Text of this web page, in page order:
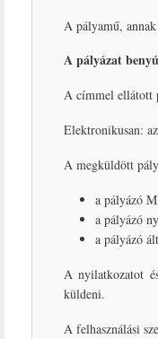
A pályamű,
A pályázat
A címmel ellátott
Elektronikusan: az
A megküldött
a pályázó
a pályázó
a pályázó
A nyilatkozatot
küldeni.
A felhasználási